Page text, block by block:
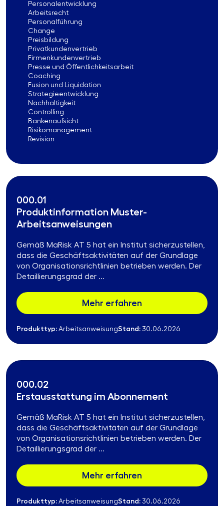
Personalentwicklung
Arbeitsrecht
Personalführung
Change
Preisbildung
Privatkundenvertrieb
Firmenkundenvertrieb
Presse und Öffentlichkeitsarbeit
Coaching
Fusion und Liquidation
Strategieentwicklung
Nachhaltigkeit
Controlling
Bankenaufsicht
Risikomanagement
Revision
000.01
Produktinformation Muster-
Arbeitsanweisungen
Gemäß MaRisk AT 5 hat ein Institut sicherzustellen,
dass die Geschäftsaktivitäten auf der Grundlage
von Organisationsrichtlinien betrieben werden. Der
Detaillierungsgrad der ...
Mehr erfahren
Produkttyp: ArbeitsanweisungStand: 30.06.2026
000.02
Erstausstattung im Abonnement
Gemäß MaRisk AT 5 hat ein Institut sicherzustellen,
dass die Geschäftsaktivitäten auf der Grundlage
von Organisationsrichtlinien betrieben werden. Der
Detaillierungsgrad der ...
Mehr erfahren
Produkttyp: ArbeitsanweisungStand: 30.06.2026